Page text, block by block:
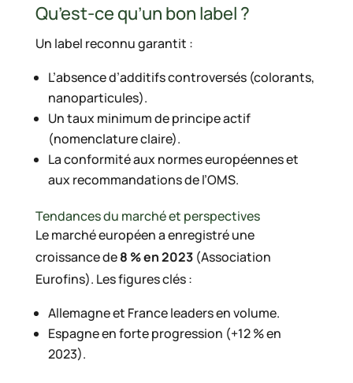
Qu’est-ce qu’un bon label ?
Un label reconnu garantit :
L’absence d’additifs controversés (colorants,
nanoparticules).
Un taux minimum de principe actif
(nomenclature claire).
La conformité aux normes européennes et
aux recommandations de l’OMS.
Tendances du marché et perspectives
Le marché européen a enregistré une
croissance de8 % en 2023(Association
Eurofins). Les figures clés :
Allemagne et France leaders en volume.
Espagne en forte progression (+12 % en
2023).